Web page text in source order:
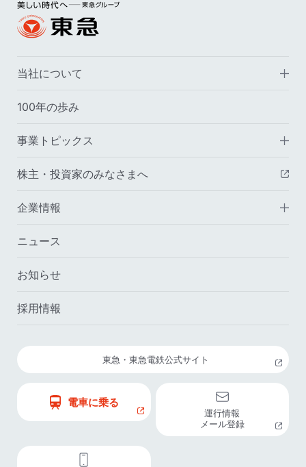
当社について
100年の歩み
事業トピックス
株主・投資家のみなさまへ
企業情報
ニュース
お知らせ
採用情報
東急・東急電鉄公式サイト
電車に乗る
運行情報
メール登録